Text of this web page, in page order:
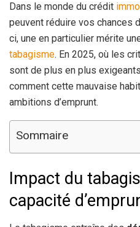
Dans le monde du crédit
peuvent réduire vos chances
ci, une en particulier mérite
tabagisme. En 2025, où les
sont de plus en plus
comment cette mauvaise
ambitions d’emprunt.
Sommaire
Impact du
capacité